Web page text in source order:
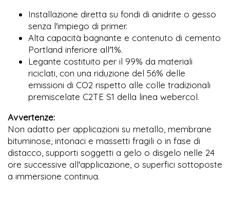
Installazione diretta su fondi di anidrite o gesso
senza l'impiego di primer.
Alta capacità bagnante e contenuto di cemento
Portland inferiore all'1%.
Legante costituito per il 99% da materiali
riciclati, con una riduzione del 56% delle
emissioni di CO2 rispetto alle colle tradizionali
premiscelate C2TE S1 della linea webercol.
Avvertenze:
Non adatto per applicazioni su metallo, membrane
bituminose, intonaci e massetti fragili o in fase di
distacco, supporti soggetti a gelo o disgelo nelle 24
ore successive all'applicazione, o superfici sottoposte
a immersione continua.